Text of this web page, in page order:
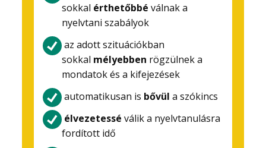
sokkal érthetőbbé válnak a
nyelvtani szabályok
az adott szituációkban
sokkal mélyebben rögzülnek a
mondatok és a kifejezések
automatikusan is bővül a szókincs
élvezetessé válik a nyelvtanulásra
fordított idő